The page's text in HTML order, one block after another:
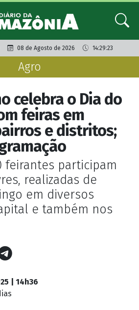
08 de Agosto de 2026 14:29:23
Agro
celebra o Dia do
feiras em
e distritos;
feirantes participam
realizadas de
em diversos
e também nos
| 14h36